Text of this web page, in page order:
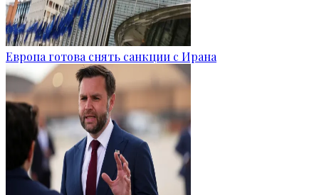
Европа готова снять санкции с Ирана